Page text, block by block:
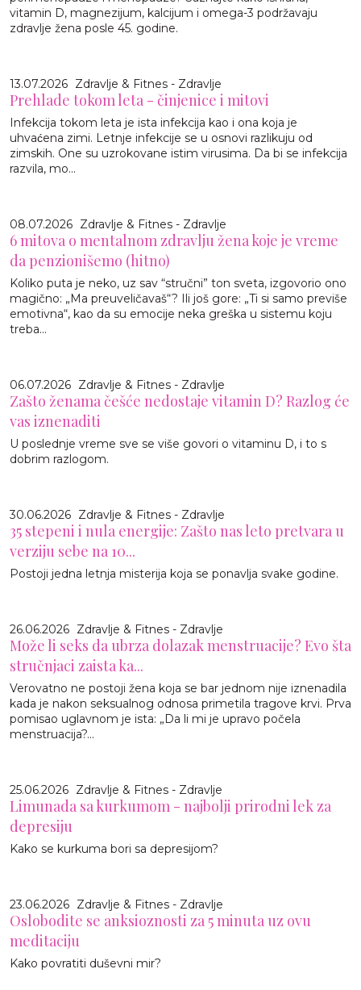
vitamin D, magnezijum, kalcijum i omega-3 podržavaju
zdravlje žena posle 45. godine.
13.07.2026 Zdravlje & Fitnes - Zdravlje
Prehlade tokom leta - činjenice i mitovi
Infekcija tokom leta je ista infekcija kao i ona koja je
uhvaćena zimi. Letnje infekcije se u osnovi razlikuju od
zimskih. One su uzrokovane istim virusima. Da bi se infekcija
razvila, mo...
08.07.2026 Zdravlje & Fitnes - Zdravlje
6 mitova o mentalnom zdravlju žena koje je vreme
da penzionišemo (hitno)
Koliko puta je neko, uz sav “stručni” ton sveta, izgovorio ono
magično: „Ma preuveličavaš“? Ili još gore: „Ti si samo previše
emotivna“, kao da su emocije neka greška u sistemu koju
treba...
06.07.2026 Zdravlje & Fitnes - Zdravlje
Zašto ženama češće nedostaje vitamin D? Razlog će
vas iznenaditi
U poslednje vreme sve se više govori o vitaminu D, i to s
dobrim razlogom.
30.06.2026 Zdravlje & Fitnes - Zdravlje
35 stepeni i nula energije: Zašto nas leto pretvara u
verziju sebe na 10...
Postoji jedna letnja misterija koja se ponavlja svake godine.
26.06.2026 Zdravlje & Fitnes - Zdravlje
Može li seks da ubrza dolazak menstruacije? Evo šta
stručnjaci zaista ka...
Verovatno ne postoji žena koja se bar jednom nije iznenadila
kada je nakon seksualnog odnosa primetila tragove krvi. Prva
pomisao uglavnom je ista: „Da li mi je upravo počela
menstruacija?...
25.06.2026 Zdravlje & Fitnes - Zdravlje
Limunada sa kurkumom - najbolji prirodni lek za
depresiju
Kako se kurkuma bori sa depresijom?
23.06.2026 Zdravlje & Fitnes - Zdravlje
Oslobodite se anksioznosti za 5 minuta uz ovu
meditaciju
Kako povratiti duševni mir?